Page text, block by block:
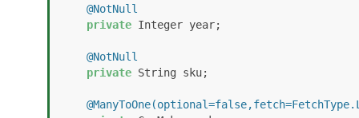
@NotNull
private Integer year;
@NotNull
private String sku;